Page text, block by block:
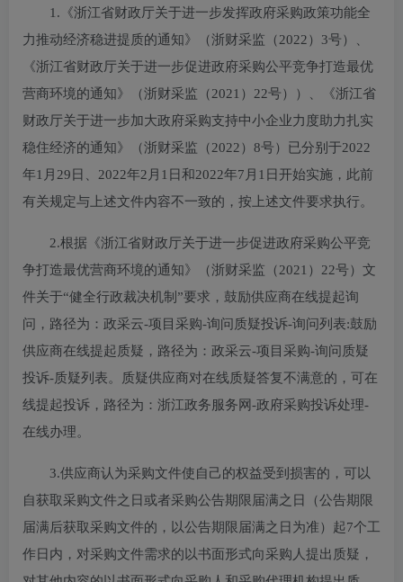
1.《浙江省财政厅关于进一步发挥政府采购政策功能全
力推动经济稳进提质的通知》（浙财采监（2022）3号）、
《浙江省财政厅关于进一步促进政府采购公平竞争打造最优
营商环境的通知》（浙财采监（2021）22号））、《浙江省
财政厅关于进一步加大政府采购支持中小企业力度助力扎实
稳住经济的通知》（浙财采监（2022）8号）已分别于2022
年1月29日、2022年2月1日和2022年7月1日开始实施，此前
有关规定与上述文件内容不一致的，按上述文件要求执行。
2.根据《浙江省财政厅关于进一步促进政府采购公平竞
争打造最优营商环境的通知》（浙财采监（2021）22号）文
件关于“健全行政裁决机制”要求，鼓励供应商在线提起询
问，路径为：政采云-项目采购-询问质疑投诉-询问列表:鼓励
供应商在线提起质疑，路径为：政采云-项目采购-询问质疑
投诉-质疑列表。质疑供应商对在线质疑答复不满意的，可在
线提起投诉，路径为：浙江政务服务网-政府采购投诉处理-
在线办理。
3.供应商认为采购文件使自己的权益受到损害的，可以
自获取采购文件之日或者采购公告期限届满之日（公告期限
届满后获取采购文件的，以公告期限届满之日为准）起7个工
作日内，对采购文件需求的以书面形式向采购人提出质疑，